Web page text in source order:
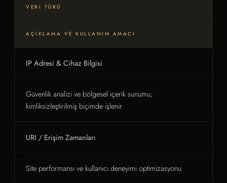
VERI TÜRÜ
AÇIKLAMA VE KULLANIM AMACI
IP Adresi & Cihaz Bilgisi
Güvenlik analizi ve bölgesel içerik sunumu;
kimliksizleştirilmiş biçimde işlenir
URI / Erişim Zamanları
Site performansı ve kullanıcı deneyimi optimizasyonu